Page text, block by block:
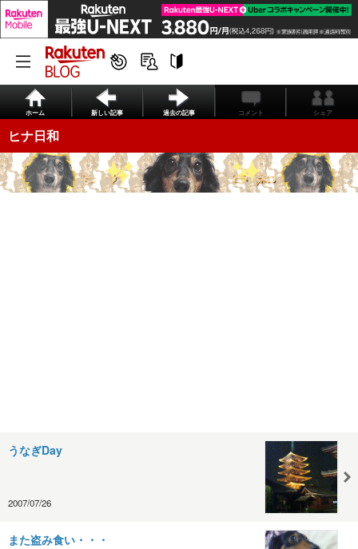
ホーム 新しい記事 過去の記事 コメント シェア
ヒナ日和
うなぎDay
2007/07/26
また盗み食い・・・